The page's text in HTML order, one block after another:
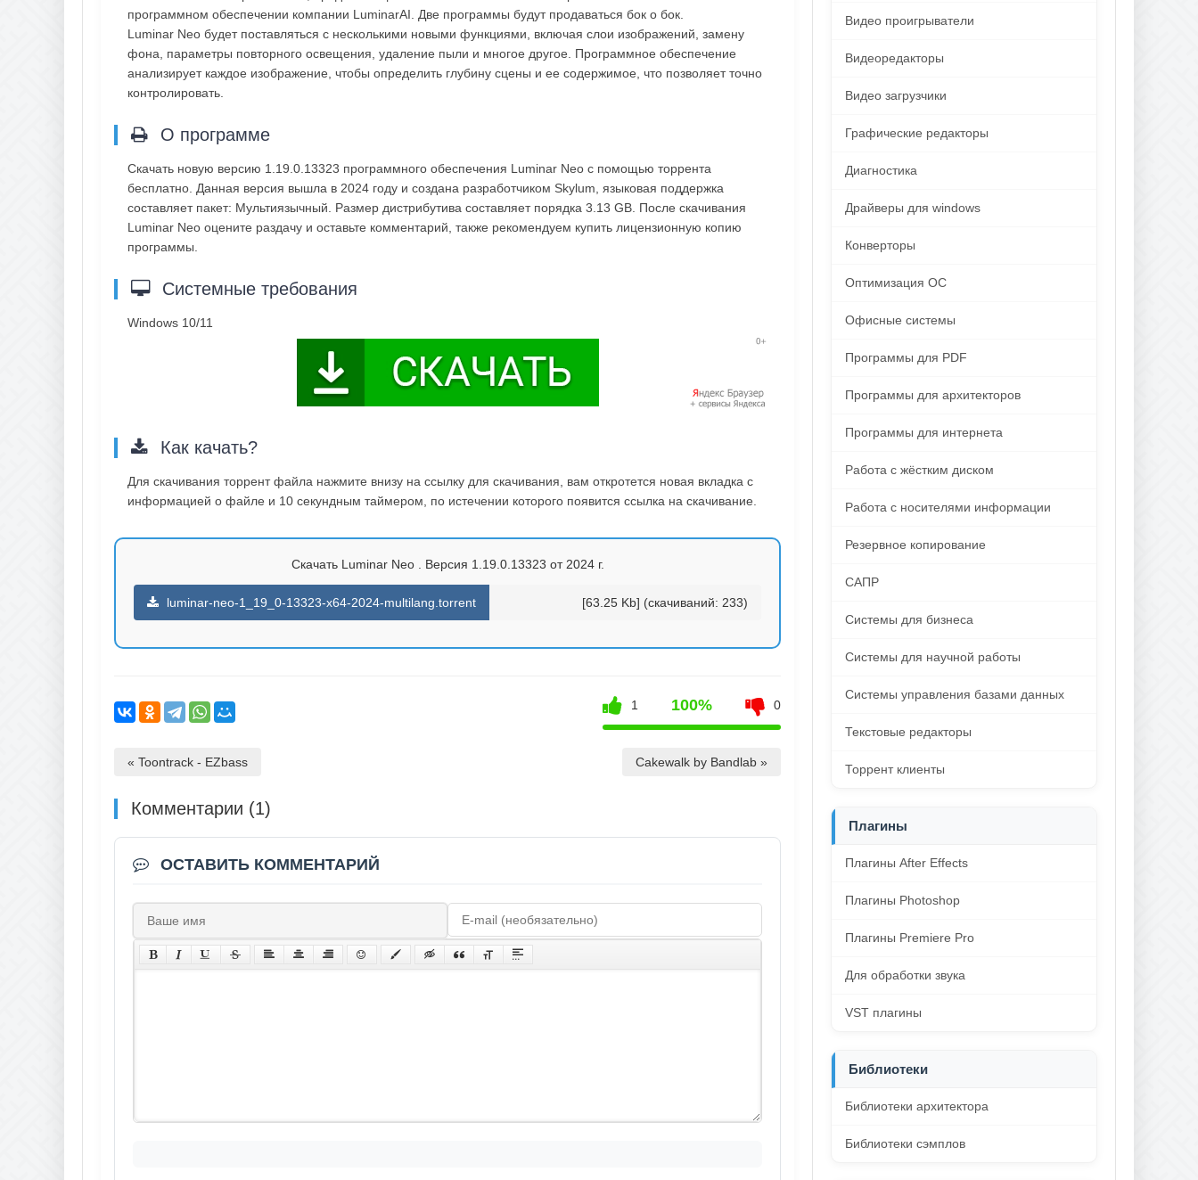
программном обеспечении компании LuminarAI. Две программы будут продаваться бок о бок.
Luminar Neo будет поставляться с несколькими новыми функциями, включая слои изображений, замену
фона, параметры повторного освещения, удаление пыли и многое другое. Программное обеспечение
анализирует каждое изображение, чтобы определить глубину сцены и ее содержимое, что позволяет точно
контролировать.
О программе
Скачать новую версию 1.19.0.13323 программного обеспечения Luminar Neo с помощью торрента
бесплатно. Данная версия вышла в 2024 году и создана разработчиком Skylum, языковая поддержка
составляет пакет: Мультиязычный. Размер дистрибутива составляет порядка 3.13 GB. После скачивания
Luminar Neo оцените раздачу и оставьте комментарий, также рекомендуем купить лицензионную копию
программы.
Системные требования
Windows 10/11
Как качать?
Для скачивания торрент файла нажмите внизу на ссылку для скачивания, вам откротется новая вкладка с
информацией о файле и 10 секундным таймером, по истечении которого появится ссылка на скачивание.
Скачать Luminar Neo . Версия 1.19.0.13323 от 2024 г.
luminar-neo-1_19_0-13323-x64-2024-multilang.torrent [63.25 Kb] (cкачиваний: 233)
1 100% 0
« Toontrack - EZbass Cakewalk by Bandlab »
Комментарии (1)
ОСТАВИТЬ КОММЕНТАРИЙ
Видео проигрыватели
Видеоредакторы
Видео загрузчики
Графические редакторы
Диагностика
Драйверы для windows
Конверторы
Оптимизация ОС
Офисные системы
Программы для PDF
Программы для архитекторов
Программы для интернета
Работа с жёстким диском
Работа с носителями информации
Резервное копирование
САПР
Системы для бизнеса
Системы для научной работы
Системы управления базами данных
Текстовые редакторы
Торрент клиенты
Плагины
Плагины After Effects
Плагины Photoshop
Плагины Premiere Pro
Для обработки звука
VST плагины
Библиотеки
Библиотеки архитектора
Библиотеки сэмплов